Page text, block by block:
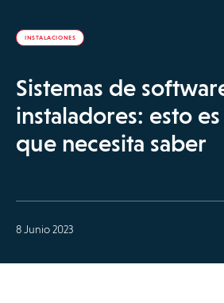
INSTALACIONES
Sistemas de
instaladores: esto
que necesita saber
8 Junio 2023